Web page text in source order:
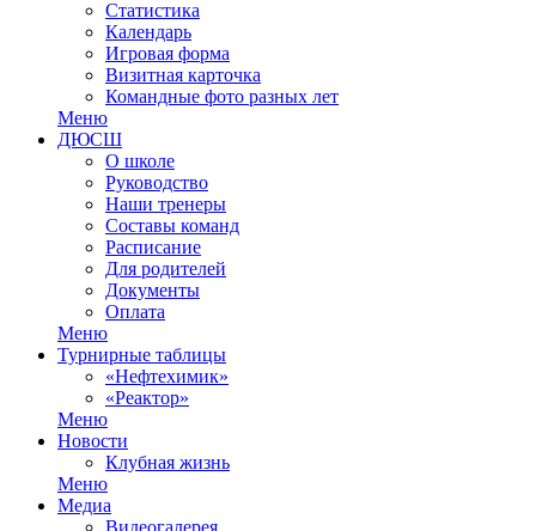
Статистика
Календарь
Игровая форма
Визитная карточка
Командные фото разных лет
Меню
ДЮСШ
О школе
Руководство
Наши тренеры
Составы команд
Расписание
Для родителей
Документы
Оплата
Меню
Турнирные таблицы
«Нефтехимик»
«Реактор»
Меню
Новости
Клубная жизнь
Меню
Медиа
Видеогалерея